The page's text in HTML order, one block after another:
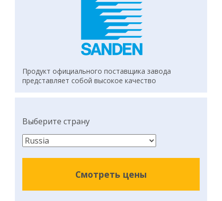
Продукт официального поставщика завода
представляет собой высокое качество
Выберите страну
Смотреть цены